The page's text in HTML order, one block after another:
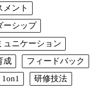
メント
ーシップ
ュニケーション
成
フィードバック
1on1 研修技法